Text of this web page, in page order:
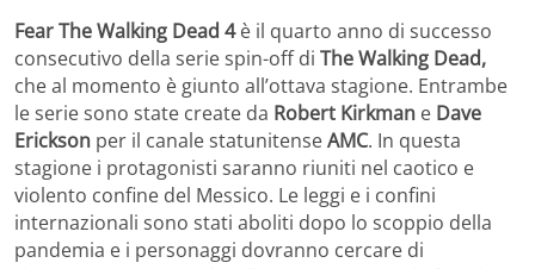
Fear The Walking Dead 4è il quarto anno di successo
consecutivo della serie spin-off di The Walking Dead,
che al momento è giunto all’ottava stagione. Entrambe
le serie sono state create da Robert Kirkman e Dave
Erickson per il canale statunitenseAMC. In questa
stagione i protagonisti saranno riuniti nel caotico e
violento confine del Messico. Le leggi e i confini
internazionali sono stati aboliti dopo lo scoppio della
pandemia e i personaggi dovranno cercare di